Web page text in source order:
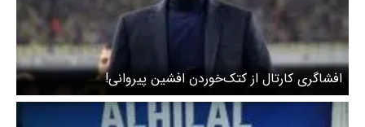
افشاگری کارتال از کتک‌خوردن افشین پیروانی!